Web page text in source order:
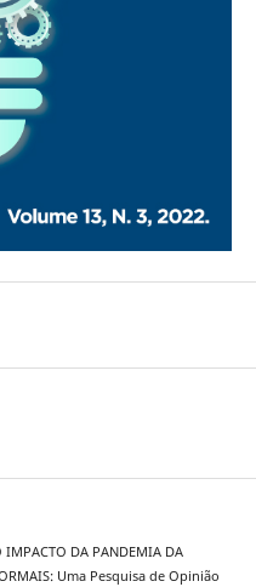
DA PANDEMIA DA
Uma Pesquisa de Opinião